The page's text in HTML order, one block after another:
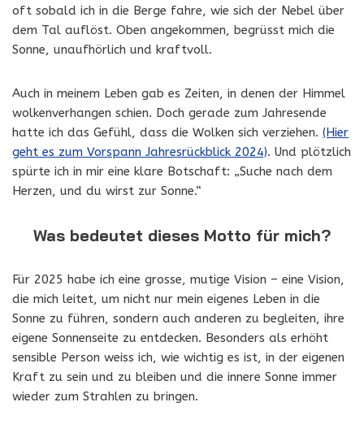
oft sobald ich in die Berge fahre, wie sich der Nebel über
dem Tal auflöst. Oben angekommen, begrüsst mich die
Sonne, unaufhörlich und kraftvoll.
Auch in meinem Leben gab es Zeiten, in denen der Himmel
wolkenverhangen schien. Doch gerade zum Jahresende
hatte ich das Gefühl, dass die Wolken sich verziehen. (Hier
geht es zum Vorspann Jahresrückblick 2024). Und plötzlich
spürte ich in mir eine klare Botschaft: „Suche nach dem
Herzen, und du wirst zur Sonne.“
Was bedeutet dieses Motto für mich?
Für 2025 habe ich eine grosse, mutige Vision – eine Vision,
die mich leitet, um nicht nur mein eigenes Leben in die
Sonne zu führen, sondern auch anderen zu begleiten, ihre
eigene Sonnenseite zu entdecken. Besonders als erhöht
sensible Person weiss ich, wie wichtig es ist, in der eigenen
Kraft zu sein und zu bleiben und die innere Sonne immer
wieder zum Strahlen zu bringen.